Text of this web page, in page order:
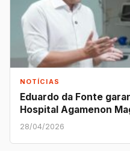
NOTÍCIAS
Eduardo da Fonte
Hospital Agamenon
28/04/2026